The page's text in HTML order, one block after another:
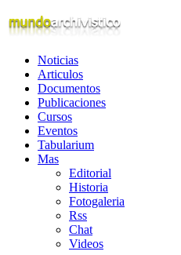
Noticias
Articulos
Documentos
Publicaciones
Cursos
Eventos
Tabularium
Mas
Editorial
Historia
Fotogaleria
Rss
Chat
Videos